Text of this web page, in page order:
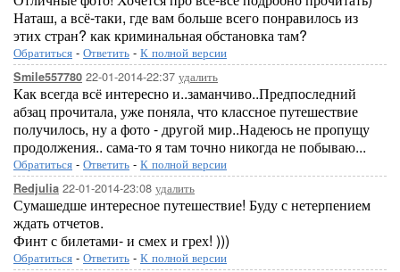
Наташ, а всё-таки, где вам больше всего понравилось из
этих стран? как криминальная обстановка там?
Обратиться - Ответить - К полной версии
Smile557780 22-01-2014-22:37 удалить
Как всегда всё интересно и..заманчиво..Предпоследний
абзац прочитала, уже поняла, что классное путешествие
получилось, ну а фото - другой мир..Надеюсь не пропущу
продолжения.. сама-то я там точно никогда не побываю...
Обратиться - Ответить - К полной версии
Redjulia 22-01-2014-23:08 удалить
Сумашедше интересное путешествие! Буду с нетерпением
ждать отчетов.
Финт с билетами- и смех и грех! )))
Обратиться - Ответить - К полной версии